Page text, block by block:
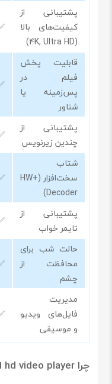
پشتیبانی از
کیفیت‌های بالا
(4K, Ultra HD)
قابلیت پخش
فیلم در
پس‌زمینه یا
شناور
پشتیبانی از
چندین زیرنویس
شتاب
سخت‌افزار (HW+
Decoder)
پشتیبانی از
تایمر خواب
حالت شب برای
محافظت از
چشم
مدیریت
فایل‌های ویدیو
و موسیقی
چرا hd video player انتخاب خوبی است؟